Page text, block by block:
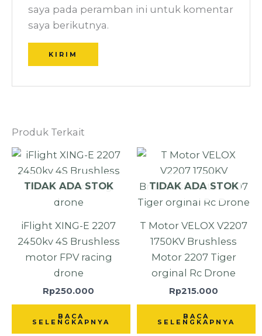
saya pada peramban ini untuk komentar
saya berikutnya.
Produk Terkait
TIDAK ADA STOK
iFlight XING-E 2207
2450kv 4S Brushless
motor FPV racing
drone
Rp250.000
BACA
SELENGKAPNYA
TIDAK ADA STOK
T Motor VELOX V2207
1750KV Brushless
Motor 2207 Tiger
orginal Rc Drone
Rp215.000
BACA
SELENGKAPNYA